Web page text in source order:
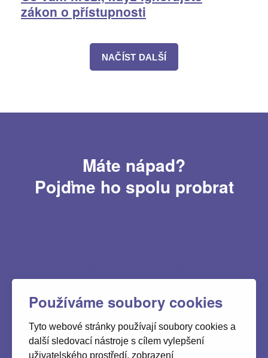
Používáme soubory cookies
Tyto webové stránky používají soubory cookies a
další sledovací nástroje s cílem vylepšení
uživatelského prostředí, zobrazení
zákon o přístupnosti
NAČÍST DALŠÍ
Máte nápad?
Pojďme ho spolu probrat
Mgr. Petr Pospíchal (CEO)
+420 777 338 864